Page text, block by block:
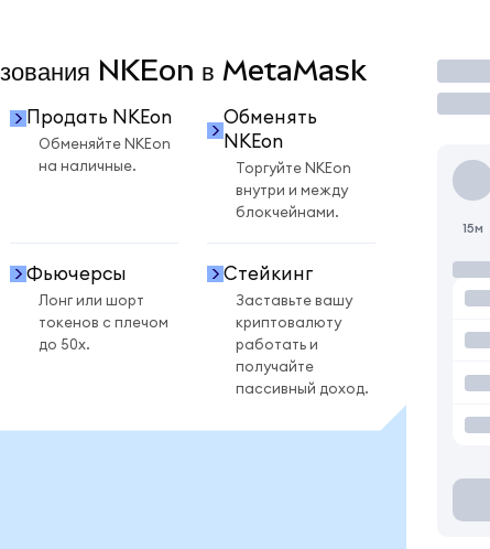
NKEon в MetaMask
Продать NKEon
Обменяйте NKEon
на наличные.
Обменять
NKEon
Торгуйте NKEon
внутри и между
блокчейнами.
Фьючерсы
Лонг или шорт
токенов с плечом
до 50x.
Стейкинг
Заставьте вашу
криптовалюту
работать и
получайте
пассивный доход.
15м